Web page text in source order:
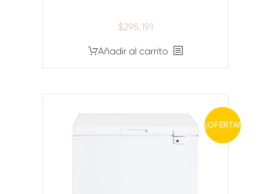
$295,191
Añadir al carrito
¡OFERTA!